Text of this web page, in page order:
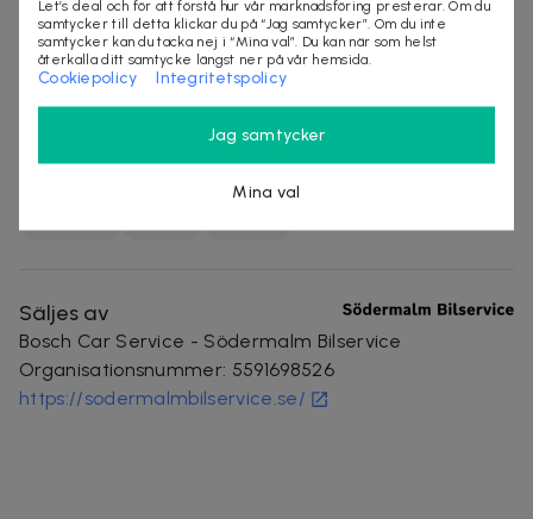
leverantörer. Med ett erfaret team erbjuder de
service, underhåll och reparationer man kan lita på -
alltid med tre års garanti på utfört arbete. Bland
tjänsterna finns AC-service, däckskifte och
däckhotell, felsökning, oljebyte, plåt- och lackarbeten
samt allmän reparation och service.
Säljes av
Bosch Car Service - Södermalm Bilservice
Organisationsnummer: 5591698526
https://sodermalmbilservice.se/
Let’s deal och för att förstå hur vår marknadsföring presterar. Om du
samtycker till detta klickar du på “Jag samtycker”. Om du inte
samtycker kan du tacka nej i “Mina val”. Du kan när som helst
återkalla ditt samtycke längst ner på vår hemsida.
Cookiepolicy Integritetspolicy
Jag samtycker
Mina val